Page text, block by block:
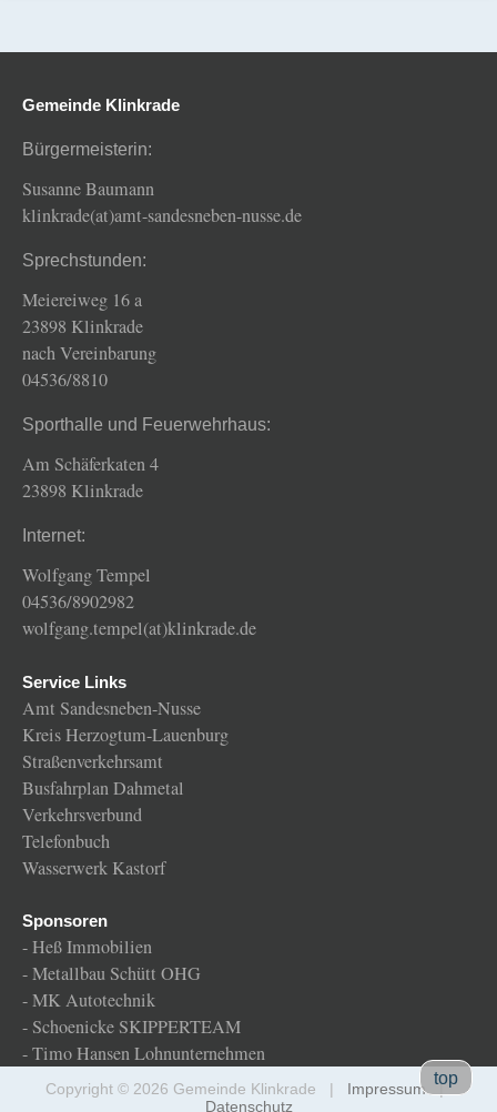
Gemeinde Klinkrade
Bürgermeisterin:
Susanne Baumann
klinkrade(at)amt-sandesneben-nusse.de
Sprechstunden:
Meiereiweg 16 a
23898 Klinkrade
nach Vereinbarung
04536/8810
Sporthalle und Feuerwehrhaus:
Am Schäferkaten 4
23898 Klinkrade
Internet:
Wolfgang Tempel
04536/8902982
wolfgang.tempel(at)klinkrade.de
Service Links
Amt Sandesneben-Nusse
Kreis Herzogtum-Lauenburg
Straßenverkehrsamt
Busfahrplan Dahmetal
Verkehrsverbund
Telefonbuch
Wasserwerk Kastorf
Sponsoren
-Heß Immobilien
-Metallbau Schütt OHG
-MK Autotechnik
- Schoenicke SKIPPERTEAM
-Timo Hansen Lohnunternehmen
Gemeinde
Klinkrade
top
Copyright © 2026 Gemeinde Klinkrade | Impressum|
Datenschutz